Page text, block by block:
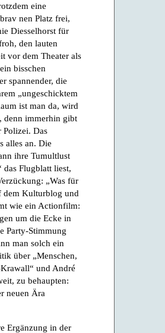
eine
nen Platz frei,
Diesselhorst für
den lauten
vor dem Theater als
bisschen
spannender, die
„ungeschicktem
ist man da, wird
denn immerhin gibt
Polizei. Das
alles an. Die
ihre Tumultlust
das Flugblatt liest,
„Was für
dem Kulturblog und
wie ein Actionfilm:
um die Ecke in
Party-Stimmung
man solch ein
über „Menschen,
und André
zu behaupten:
neuen Ära
Ergänzung in der